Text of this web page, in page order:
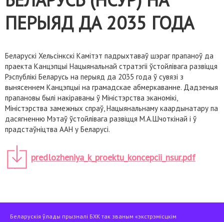
ПЕРЫЯД ДА 2035 ГОДА
Беларускі Хельсінкскі Камітэт падрыхтаваў шэраг прапаноў да
праекта Канцэпцыі Нацыянальнай стратэгіі ўстойлівага развіцця
Рэспублікі Беларусь на перыяд да 2035 года ў сувязі з
вынясеннем Канцэпцыі на грамадскае абмеркаванне. Дадзеныя
прапановы былі накіраваны ў Міністэрства эканомікі,
Міністэрства замежных спраў, Нацыянальнаму каардынатару па
дасягненню Мэтаў ўстойлівага развіцця М.А.Шчоткінай і ў
прадстаўніцтва ААН у Беларусі.
predlozheniya_k_proektu_koncepcii_nsur.pdf
Беларускія ўлады прызналі БХК так званым «экстрэмісцкім